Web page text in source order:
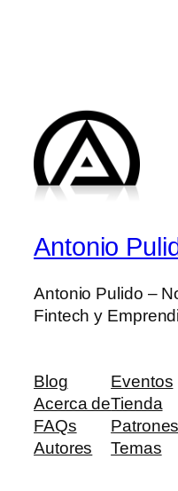
Antonio
Antonio Pulido –
Fintech y
Blog
Acerca de
FAQs
Autores
Eventos
Tienda
Patrones
Temas